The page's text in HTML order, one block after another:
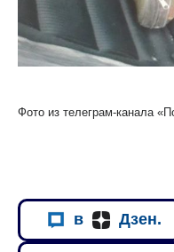
Фото из телеграм-канала
в Дзен.